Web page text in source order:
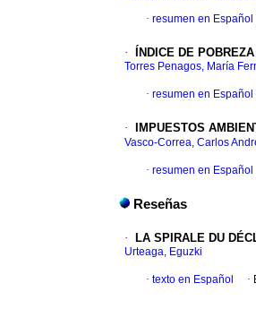
· resumen en Español
· ÍNDICE DE
Torres Penagos, María
· resumen en Español
· IMPUESTOS
Vasco-Correa, Carlos
· resumen en Español
Reseñas
· LA SPIRALE DU
Urteaga, Eguzki
· texto en Español ·